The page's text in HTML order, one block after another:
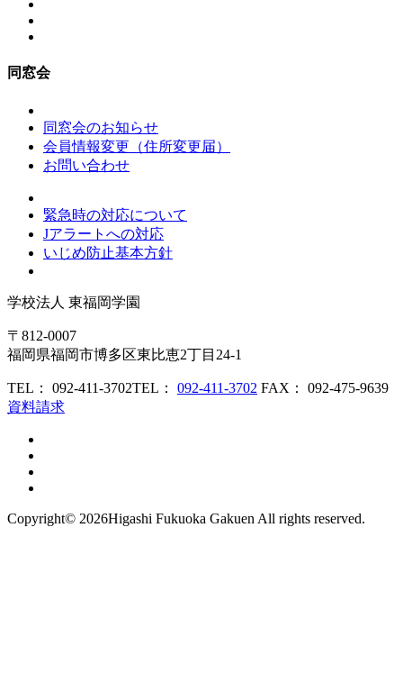
同窓会
同窓会のお知らせ
会員情報変更（住所変更届）
お問い合わせ
緊急時の対応について
Jアラートへの対応
いじめ防止基本方針
学校法人 東福岡学園
〒812-0007
福岡県福岡市博多区東比恵2丁目24-1
TEL： 092-411-3702TEL： 092-411-3702 FAX： 092-475-9639
資料請求
Copyright© 2026Higashi Fukuoka Gakuen All rights reserved.